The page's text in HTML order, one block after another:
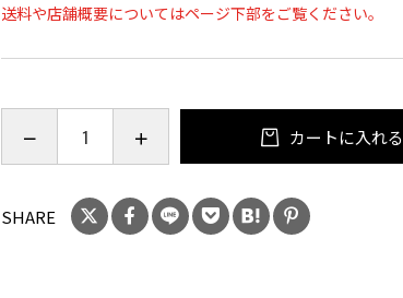
シルクキャップの商品仕様
商品名 / 温室シルクキャップ
送料や店舗概要についてはページ下部をご覧ください。
カートに入れる
SHARE